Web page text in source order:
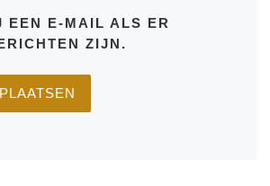
EEN E-MAIL ALS ER
ZIJN.